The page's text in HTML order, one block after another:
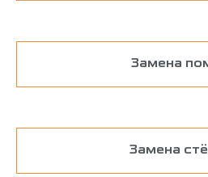
Замена
Замена